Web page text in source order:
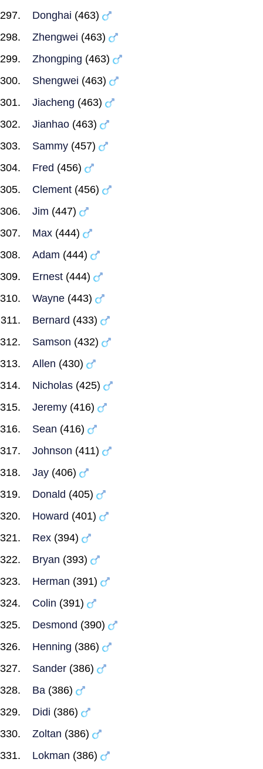
Donghai (463)
Zhengwei (463)
Zhongping (463)
Shengwei (463)
Jiacheng (463)
Jianhao (463)
Sammy (457)
Fred (456)
Clement (456)
Jim (447)
Max (444)
Adam (444)
Ernest (444)
Wayne (443)
Bernard (433)
Samson (432)
Allen (430)
Nicholas (425)
Jeremy (416)
Sean (416)
Johnson (411)
Jay (406)
Donald (405)
Howard (401)
Rex (394)
Bryan (393)
Herman (391)
Colin (391)
Desmond (390)
Henning (386)
Sander (386)
Ba (386)
Didi (386)
Zoltan (386)
Lokman (386)